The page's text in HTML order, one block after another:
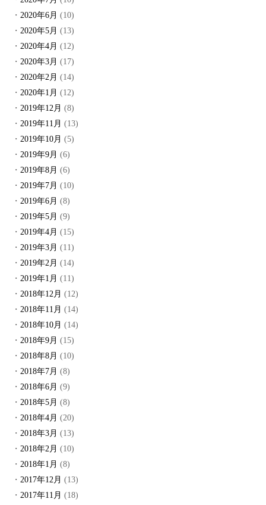
2020年6月 (10)
2020年5月 (13)
2020年4月 (12)
2020年3月 (17)
2020年2月 (14)
2020年1月 (12)
2019年12月 (8)
2019年11月 (13)
2019年10月 (5)
2019年9月 (6)
2019年8月 (6)
2019年7月 (10)
2019年6月 (8)
2019年5月 (9)
2019年4月 (15)
2019年3月 (11)
2019年2月 (14)
2019年1月 (11)
2018年12月 (12)
2018年11月 (14)
2018年10月 (14)
2018年9月 (15)
2018年8月 (10)
2018年7月 (8)
2018年6月 (9)
2018年5月 (8)
2018年4月 (20)
2018年3月 (13)
2018年2月 (10)
2018年1月 (8)
2017年12月 (13)
2017年11月 (18)